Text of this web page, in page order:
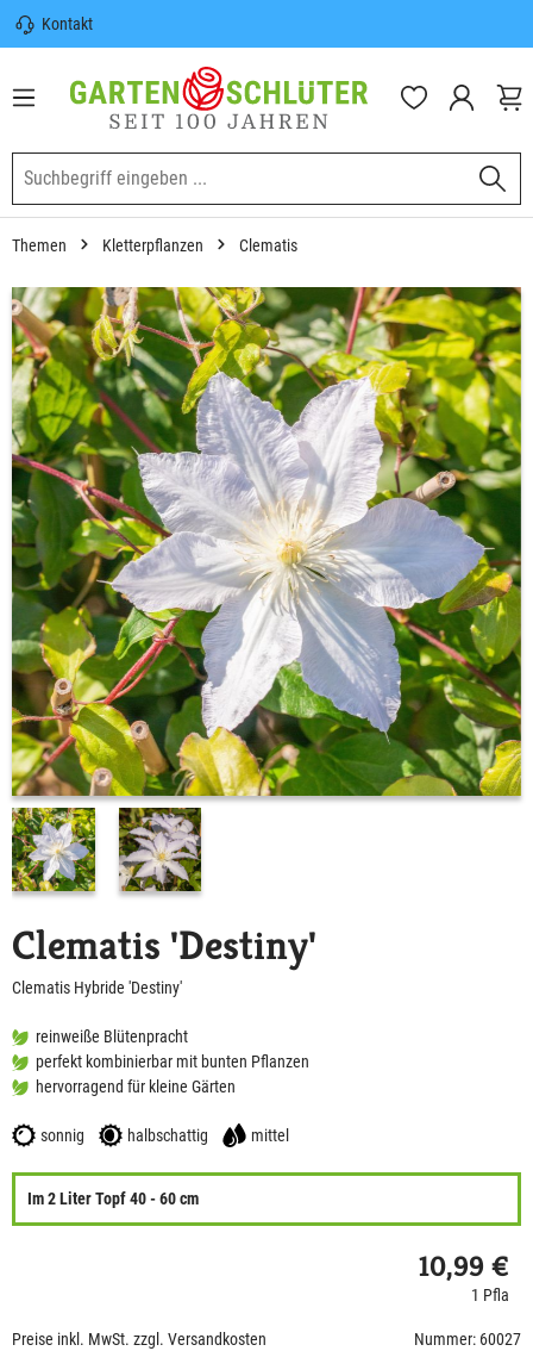
springen
Kontakt
Sicherer Versand | Versandkostenfrei
(DE) ab 100€
Garten-Schlüter Anwachsgarantie
Themen Kletterpflanzen Clematis
Clematis 'Destiny'
Clematis Hybride 'Destiny'
reinweiße Blütenpracht
perfekt kombinierbar mit bunten Pflanzen
hervorragend für kleine Gärten
sonnig halbschattig mittel
Im 2 Liter Topf 40 - 60 cm
10,99 €
1 Pfla
Preise inkl. MwSt. zzgl. Versandkosten
Nummer: 60027